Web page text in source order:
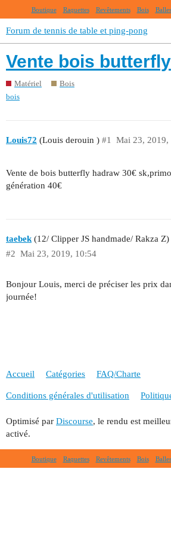
Boutique Raquettes Revêtements Bois Balles
Forum de tennis de table et ping-pong
Vente bois butterfly
Matériel
Bois
bois
Louis72 (Louis derouin ) Mai 23, 2019,
#1
Vente de bois butterfly hadraw 30€
génération 40€
taebek(12/ Clipper JS handmade/ Rakza Z)
Mai 23, 2019, 10:54
#2
Bonjour Louis, merci de préciser les prix
journée!
Accueil Catégories FAQ/Charte
Conditions générales d'utilisation
Optimisé par Discourse, le rendu est
activé.
Boutique Raquettes Revêtements Bois Balles